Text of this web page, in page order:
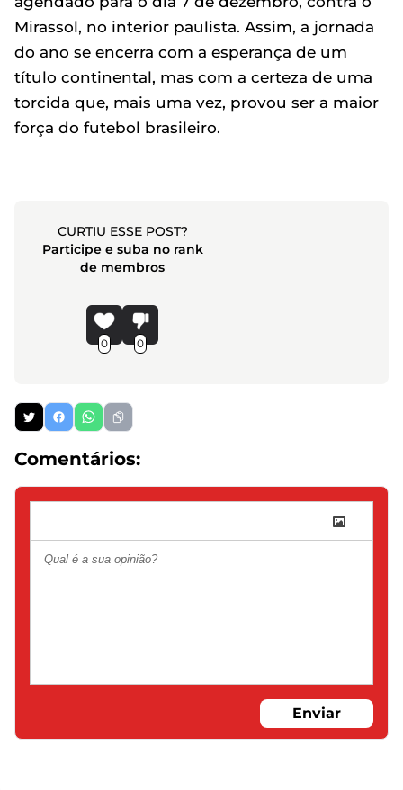
Mirassol, no interior paulista. Assim, a jornada
do ano se encerra com a esperança de um
título continental, mas com a certeza de uma
torcida que, mais uma vez, provou ser a maior
força do futebol brasileiro.
CURTIU ESSE POST?
Participe e suba no rank
de membros
0 0
Comentários:
Enviar